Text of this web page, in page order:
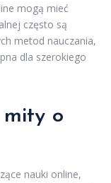
mogą mieć
często są
metod nauczania,
dla szerokiego
mity o
nauki online,